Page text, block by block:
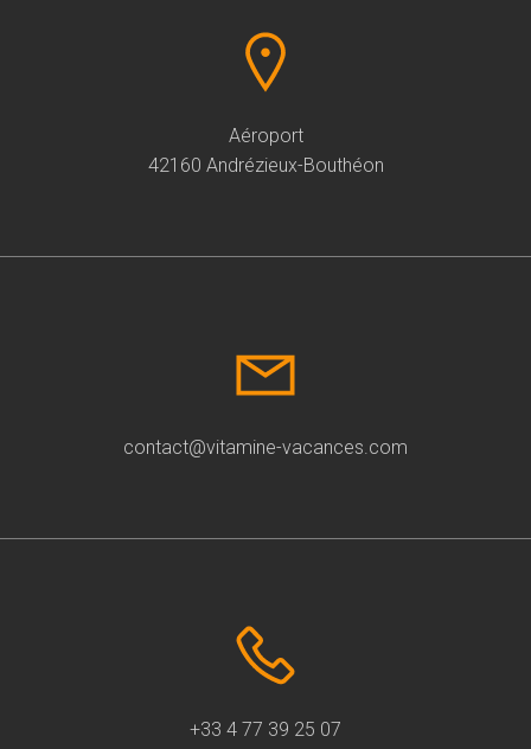
Aéroport
42160 Andrézieux-Bouthéon
contact@vitamine-vacances.com
+33 4 77 39 25 07